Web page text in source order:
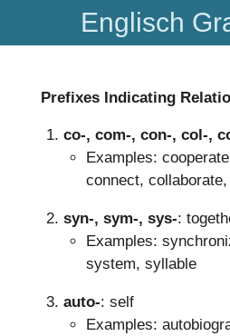
Hauptinhalt
Englisch
Prefixes Indicating
co-, com-, con-, col-,
Examples:
connect,
syn-, sym-, sys-:
Examples:
system, syllable
auto-: self
Examples: